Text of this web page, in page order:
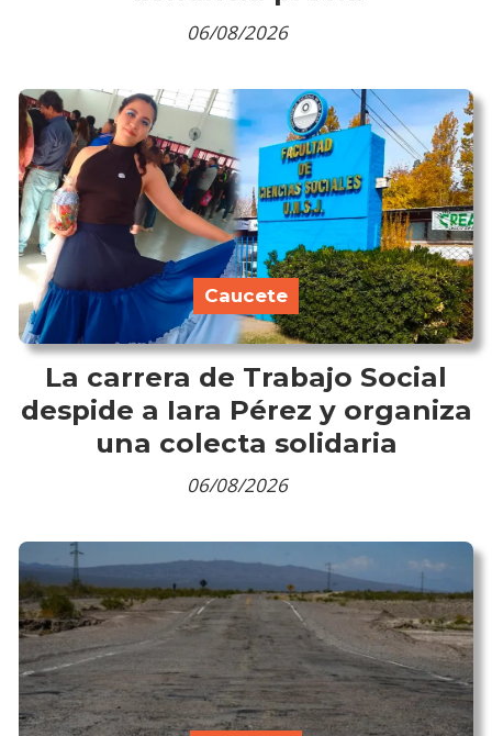
06/08/2026
La carrera de Trabajo Social
despide a Iara Pérez y organiza
una colecta solidaria
Caucete
06/08/2026